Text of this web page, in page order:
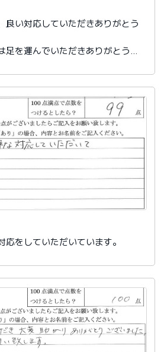
良い対応していただきありがとう
を運んでいただきありがとうご
をしていただいています。